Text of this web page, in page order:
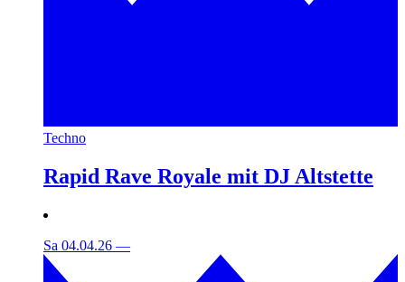
Techno
Rapid Rave Royale mit DJ Altstette
Sa 04.04.26 —